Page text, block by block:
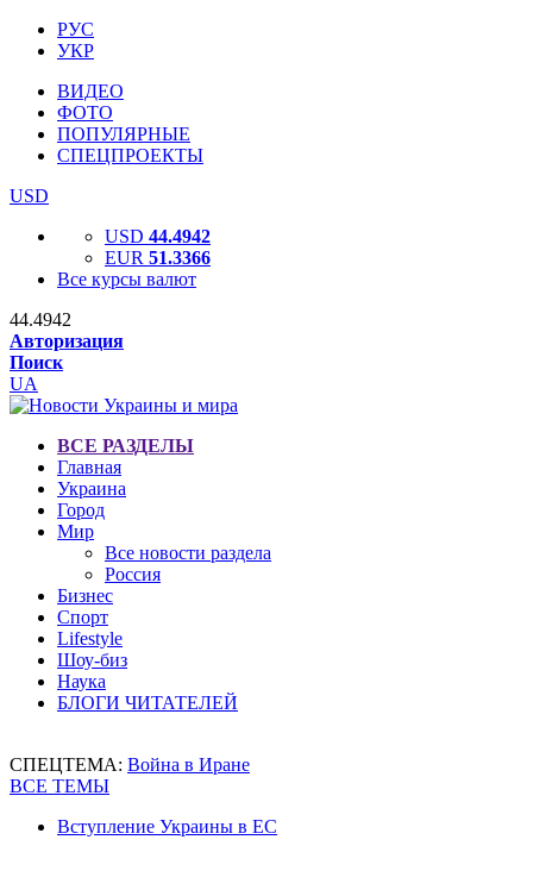
РУС
УКР
ВИДЕО
ФОТО
ПОПУЛЯРНЫЕ
СПЕЦПРОЕКТЫ
USD
USD 44.4942
EUR 51.3366
Все курсы валют
44.4942
Авторизация
Поиск
UA
ВСЕ РАЗДЕЛЫ
Главная
Украина
Город
Мир
Все новости раздела
Россия
Бизнес
Спорт
Lifestyle
Шоу-биз
Наука
БЛОГИ ЧИТАТЕЛЕЙ
СПЕЦТЕМА: Война в Иране
ВСЕ ТЕМЫ
Вступление Украины в ЕС